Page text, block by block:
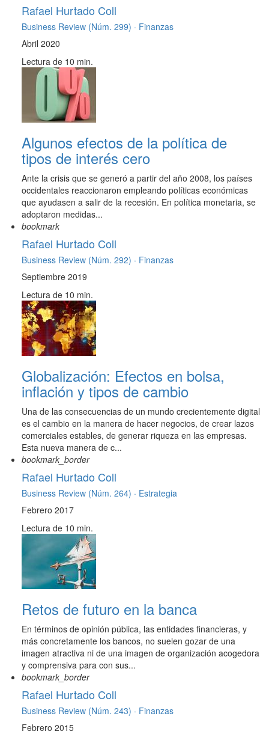
Rafael Hurtado Coll
Business Review (Núm. 299) · Finanzas
Abril 2020
Lectura de 10 min.
Algunos efectos de la política de
tipos de interés cero
Ante la crisis que se generó a partir del año 2008, los países
occidentales reaccionaron empleando políticas económicas
que ayudasen a salir de la recesión. En política monetaria, se
adoptaron medidas...
bookmark
Rafael Hurtado Coll
Business Review (Núm. 292) · Finanzas
Septiembre 2019
Lectura de 10 min.
Globalización: Efectos en bolsa,
inflación y tipos de cambio
Una de las consecuencias de un mundo crecientemente digital
es el cambio en la manera de hacer negocios, de crear lazos
comerciales estables, de generar riqueza en las empresas.
Esta nueva manera de c...
bookmark_border
Rafael Hurtado Coll
Business Review (Núm. 264) · Estrategia
Febrero 2017
Lectura de 10 min.
Retos de futuro en la banca
En términos de opinión pública, las entidades financieras, y
más concretamente los bancos, no suelen gozar de una
imagen atractiva ni de una imagen de organización acogedora
y comprensiva para con sus...
bookmark_border
Rafael Hurtado Coll
Business Review (Núm. 243) · Finanzas
Febrero 2015